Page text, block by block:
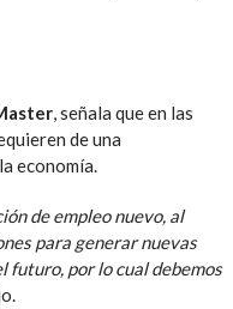
, señala que en las
de una
economía.
de empleo nuevo, al
para generar nuevas
futuro, por lo cual debemos